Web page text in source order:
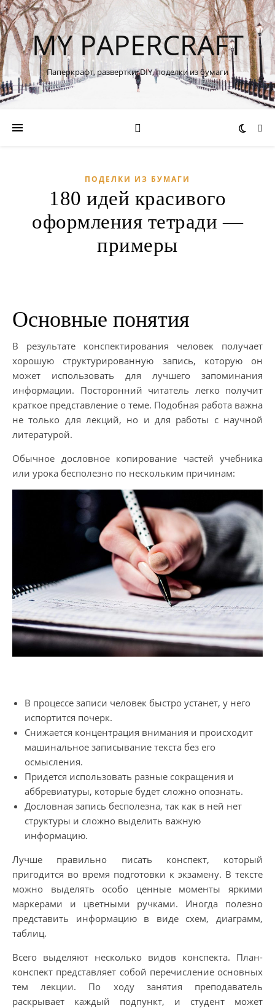
MY PAPERCRAFT
Паперкрафт, развертки, DIY, поделки из бумаги
ПОДЕЛКИ ИЗ БУМАГИ
180 идей красивого
оформления тетради —
примеры
Основные понятия
В результате конспектирования человек получает
хорошую структурированную запись, которую он
может использовать для лучшего запоминания
информации. Посторонний читатель легко получит
краткое представление о теме. Подобная работа важна
не только для лекций, но и для работы с научной
литературой.
Обычное дословное копирование частей учебника
или урока бесполезно по нескольким причинам:
В процессе записи человек быстро устанет, у него
испортится почерк.
Снижается концентрация внимания и происходит
машинальное записывание текста без его
осмысления.
Придется использовать разные сокращения и
аббревиатуры, которые будет сложно опознать.
Дословная запись бесполезна, так как в ней нет
структуры и сложно выделить важную
информацию.
Лучше правильно писать конспект, который
пригодится во время подготовки к экзамену. В тексте
можно выделять особо ценные моменты яркими
маркерами и цветными ручками. Иногда полезно
представить информацию в виде схем, диаграмм,
таблиц.
Всего выделяют несколько видов конспекта. План-
конспект представляет собой перечисление основных
тем лекции. По ходу занятия преподаватель
раскрывает каждый подпункт, и студент может